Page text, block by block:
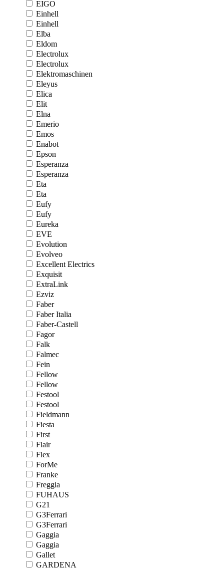
EIGO
Einhell
Einhell
Elba
Eldom
Electrolux
Electrolux
Elektromaschinen
Eleyus
Elica
Elit
Elna
Emerio
Emos
Enabot
Epson
Esperanza
Esperanza
Eta
Eta
Eufy
Eufy
Eureka
EVE
Evolution
Evolveo
Excellent Electrics
Exquisit
ExtraLink
Ezviz
Faber
Faber Italia
Faber-Castell
Fagor
Falk
Falmec
Fein
Fellow
Fellow
Festool
Festool
Fieldmann
Fiesta
First
Flair
Flex
ForMe
Franke
Freggia
FUHAUS
G21
G3Ferrari
G3Ferrari
Gaggia
Gaggia
Gallet
GARDENA